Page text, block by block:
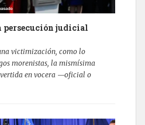
persecución judicial
victimización, como lo
morenistas, la mismísima
en vocera —oficial o